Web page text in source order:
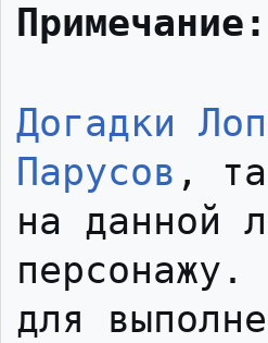
Примечание:
Догадки
Парусов ,
на данной
персонажу.
для